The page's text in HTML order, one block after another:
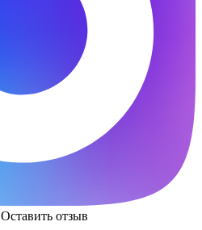
Оставить отзыв